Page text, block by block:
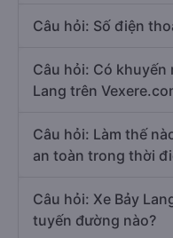
Câu hỏi: Số điện
Câu hỏi: Có khuyến
Lang trên
Câu hỏi: Làm thế
an toàn trong thời
Câu hỏi: Xe Bảy
tuyến đường nào?